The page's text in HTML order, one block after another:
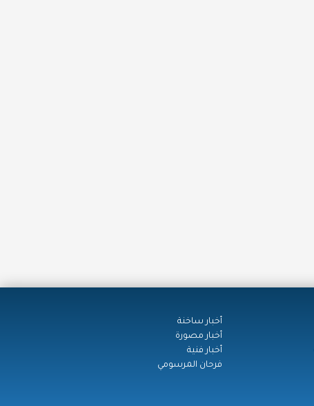
أخبار ساخنة
أخبار مصورة
أخبار فنية
فرحان المرسومي